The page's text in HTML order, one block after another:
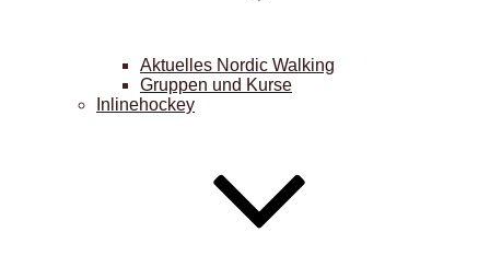
Aktuelles Nordic Walking
Gruppen und Kurse
Inlinehockey